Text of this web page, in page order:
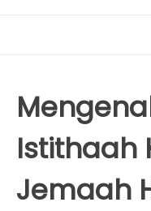
Istithaah
Jemaah